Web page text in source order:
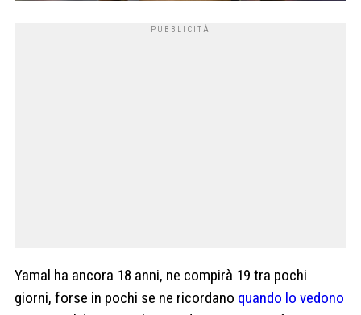
Yamal ha ancora 18 anni, ne compirà 19 tra pochi
giorni, forse in pochi se ne ricordano quando lo vedono